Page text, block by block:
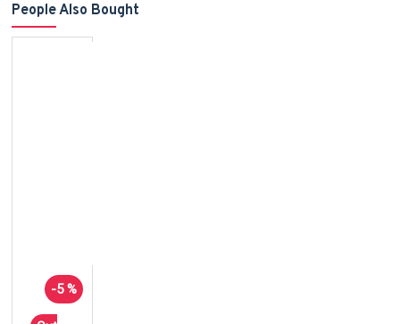
People Also Bought
-5 %